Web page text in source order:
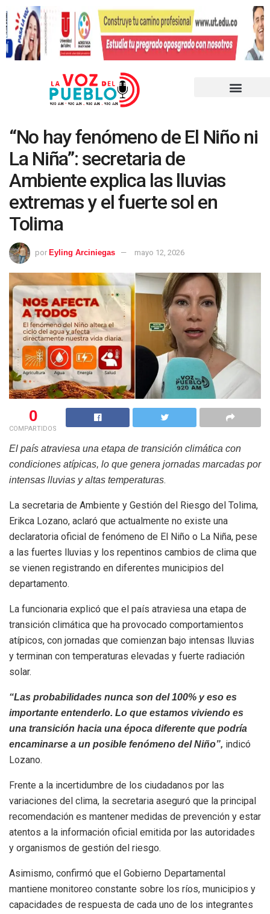
“No hay fenómeno de El Niño ni
La Niña”: secretaria de
Ambiente explica las lluvias
extremas y el fuerte sol en
Tolima
por Eyling Arciniegas mayo 12, 2026
0
COMPARTIDOS
El país atraviesa una etapa de transición climática con
condiciones atípicas, lo que genera jornadas marcadas por
intensas lluvias y altas temperaturas.
La secretaria de Ambiente y Gestión del Riesgo del Tolima,
Erikca Lozano, aclaró que actualmente no existe una
declaratoria oficial de fenómeno de El Niño o La Niña, pese
a las fuertes lluvias y los repentinos cambios de clima que
se vienen registrando en diferentes municipios del
departamento.
La funcionaria explicó que el país atraviesa una etapa de
transición climática que ha provocado comportamientos
atípicos, con jornadas que comienzan bajo intensas lluvias
y terminan con temperaturas elevadas y fuerte radiación
solar.
“Las probabilidades nunca son del 100% y eso es
importante entenderlo. Lo que estamos viviendo es
una transición hacia una época diferente que podría
encaminarse a un posible fenómeno del Niño”, indicó
Lozano.
Frente a la incertidumbre de los ciudadanos por las
variaciones del clima, la secretaria aseguró que la principal
recomendación es mantener medidas de prevención y estar
atentos a la información oficial emitida por las autoridades
y organismos de gestión del riesgo.
Asimismo, confirmó que el Gobierno Departamental
mantiene monitoreo constante sobre los ríos, municipios y
capacidades de respuesta de cada uno de los integrantes